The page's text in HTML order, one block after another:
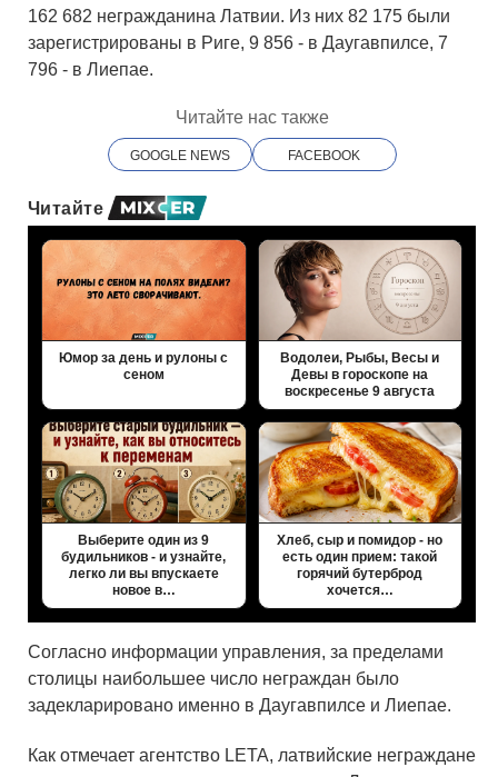
162 682 негражданина Латвии. Из них 82 175 были
зарегистрированы в Риге, 9 856 - в Даугавпилсе, 7
796 - в Лиепае.
Читайте нас также
GOOGLE NEWS FACEBOOK
Читайте
Юмор за день и рулоны с
сеном
Водолеи, Рыбы, Весы и
Девы в гороскопе на
воскресенье 9 августа
Выберите один из 9
будильников - и узнайте,
легко ли вы впускаете
новое в…
Хлеб, сыр и помидор - но
есть один прием: такой
горячий бутерброд
хочется…
Согласно информации управления, за пределами
столицы наибольшее число неграждан было
задекларировано именно в Даугавпилсе и Лиепае.
Как отмечает агентство LETA, латвийские неграждане